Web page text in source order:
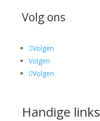
Volg ons
Volgen
Volgen
Volgen
Handige links